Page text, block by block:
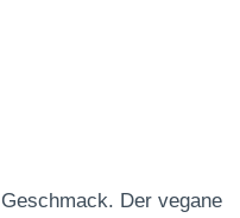
Der vegane